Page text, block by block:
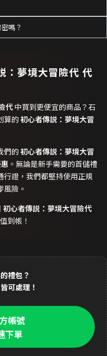
嗎？
：夢境大冒險代 代
代中買到更便宜的商品？石
算的初心者傳説：夢境大冒
們的初心者傳説：夢境大冒
。無論是新手需要的首儲禮
證，我們都堅持使用正規
險。
初心者傳説：夢境大冒險代
到帳！
禮包？
可處理！
帳號
下單